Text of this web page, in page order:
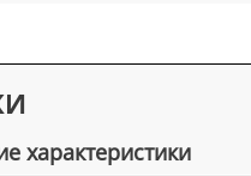
характеристики